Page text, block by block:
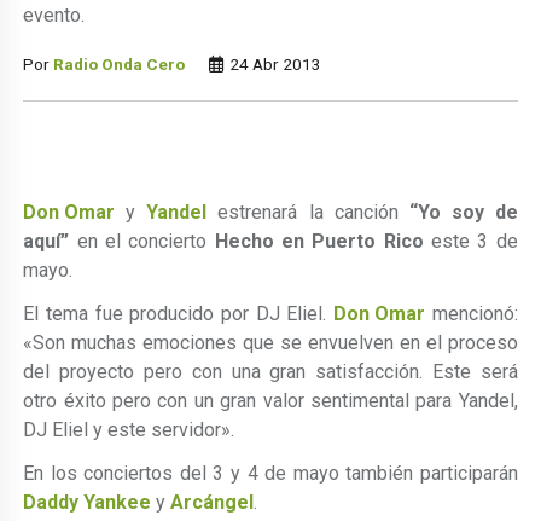
evento.
Por Radio Onda Cero 24 Abr 2013
Don Omar yYandel estrenará la canción “Yo soy de
aquí” en el concierto Hecho en Puerto Rico este 3 de
mayo.
El tema fue producido por DJ Eliel. Don Omar mencionó:
«Son muchas emociones que se envuelven en el proceso
del proyecto pero con una gran satisfacción. Este será
otro éxito pero con un gran valor sentimental para Yandel,
DJ Eliel y este servidor».
En los conciertos del 3 y 4 de mayo también participarán
Daddy Yankee yArcángel.